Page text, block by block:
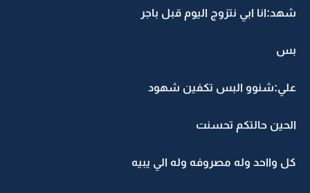
شهد:انا ابي نتزوج اليوم قبل باجر
بس
علي:شنوو البس تكفين شهود
الحين حالتكم تحسنت
كل وااحد وله مصروفه وله الي يبيه